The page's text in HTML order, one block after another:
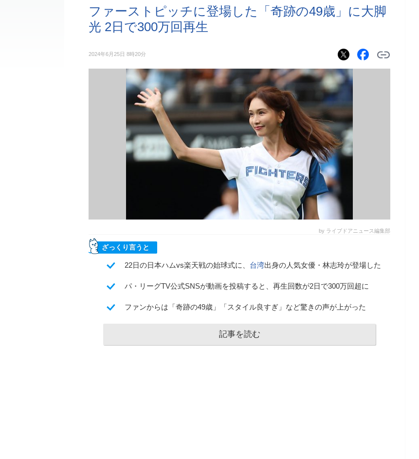
ファーストピッチに登場した「奇跡の49歳」に大脚
光 2日で300万回再生
2024年6月25日 8時20分
by ライブドアニュース編集部
ざっくり言うと
22日の日本ハムvs楽天戦の始球式に、 台湾出身の人気女優・林志玲が登場した
パ・リーグTV公式SNSが動画を投稿すると、再生回数が2日で300万回超に
ファンからは「奇跡の49歳」「スタイル良すぎ」など驚きの声が上がった
記事を読む